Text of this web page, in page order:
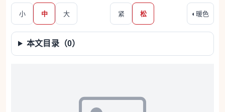
小 中 大 紧 松 ◐ 暖色
本文目录（0）